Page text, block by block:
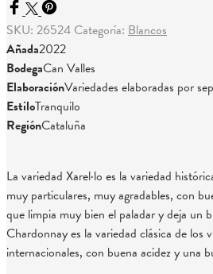
SKU: 26524 Categoría: Blancos
Añada2022
BodegaCan Valles
ElaboraciónVariedades elaboradas por
EstiloTranquilo
RegiónCataluña
La variedad Xarel·lo es la variedad
muy particulares, muy agradables, con
que limpia muy bien el paladar y deja un
Chardonnay es la variedad clásica de los
internacionales, con buena acidez y una